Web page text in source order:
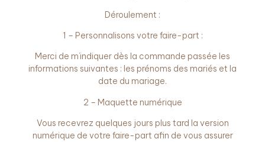
Déroulement :
1 – Personnalisons votre faire-part :
Merci de m’indiquer dès la commande passée les
informations suivantes : les prénoms des mariés et la
date du mariage.
2 – Maquette numérique
Vous recevrez quelques jours plus tard la version
numérique de votre faire-part afin de vous assurer